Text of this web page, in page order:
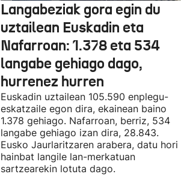
Langabeziak gora egin du
uztailean Euskadin eta
Nafarroan: 1.378 eta 534
langabe gehiago dago,
hurrenez hurren
Euskadin uztailean 105.590 enplegu-
eskatzaile egon dira, ekainean baino
1.378 gehiago. Nafarroan, berriz, 534
langabe gehiago izan dira, 28.843.
Eusko Jaurlaritzaren arabera, datu hori
hainbat langile lan-merkatuan
sartzearekin lotuta dago.